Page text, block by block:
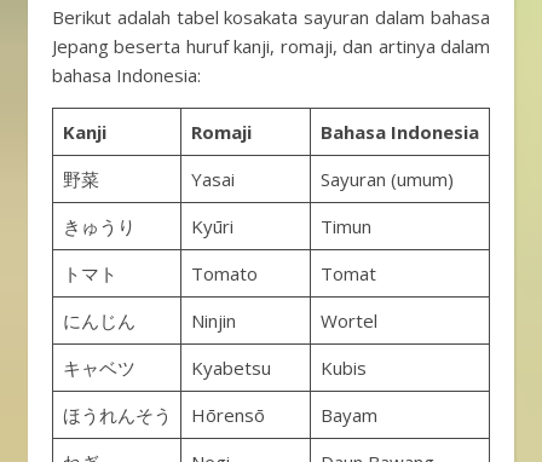
Berikut adalah tabel kosakata sayuran dalam bahasa
Jepang beserta huruf kanji, romaji, dan artinya dalam
bahasa Indonesia:
Kanji Romaji
Bahasa Indonesia
野菜
Yasai
Sayuran (umum)
きゅうり
Kyūri
Timun
トマト
Tomato
Tomat
にんじん
Ninjin
Wortel
キャベツ
Kyabetsu
Kubis
ほうれんそう
Hōrensō
Bayam